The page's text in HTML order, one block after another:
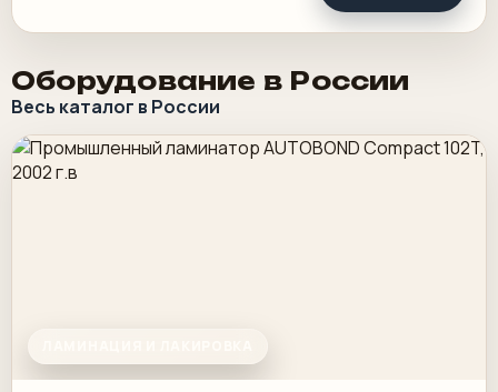
Оборудование в России
Весь каталог в России